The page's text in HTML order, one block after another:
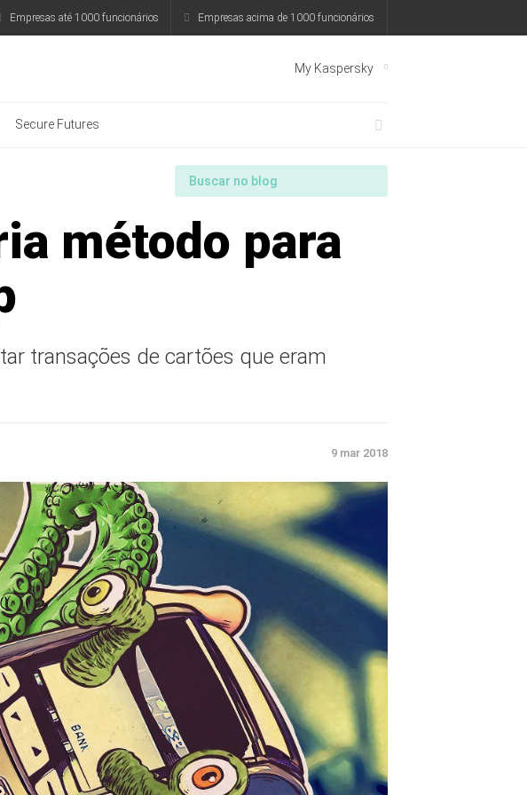
Empresas até 1000 funcionários Empresas acima de 1000 funcionários
My Kaspersky
Secure Futures
método para
transações de cartões que eram
9 mar 2018